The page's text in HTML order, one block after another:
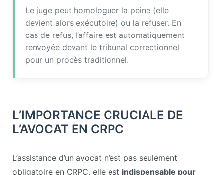
Le juge peut homologuer la peine (elle
devient alors exécutoire) ou la refuser. En
cas de refus, l’affaire est automatiquement
renvoyée devant le tribunal correctionnel
pour un procès traditionnel.
L’IMPORTANCE CRUCIALE DE
L’AVOCAT EN CRPC
L’assistance d’un avocat n’est pas seulement
obligatoire en CRPC, elle est indispensable pour